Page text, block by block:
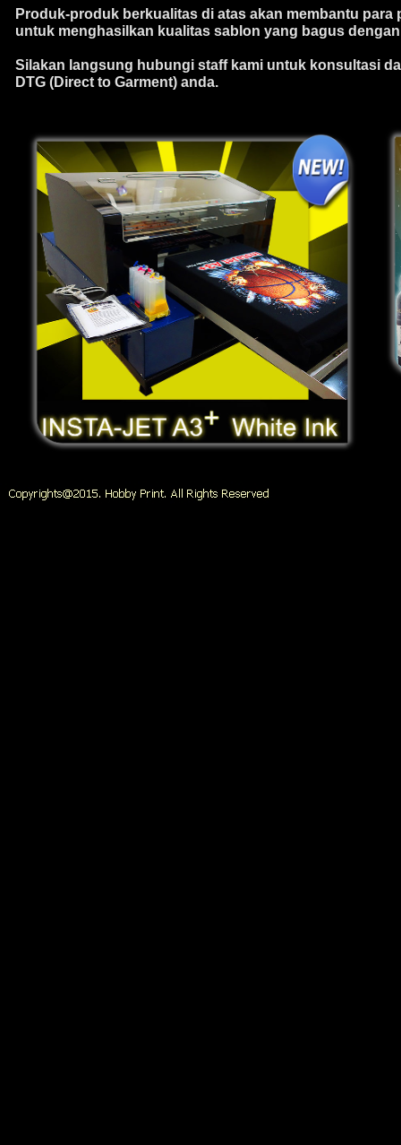
Produk-produk berkualitas di atas akan membantu
untuk menghasilkan kualitas sablon yang bagus
Silakan langsung hubungi staff kami untuk konsultasi
DTG (Direct to Garment) anda.